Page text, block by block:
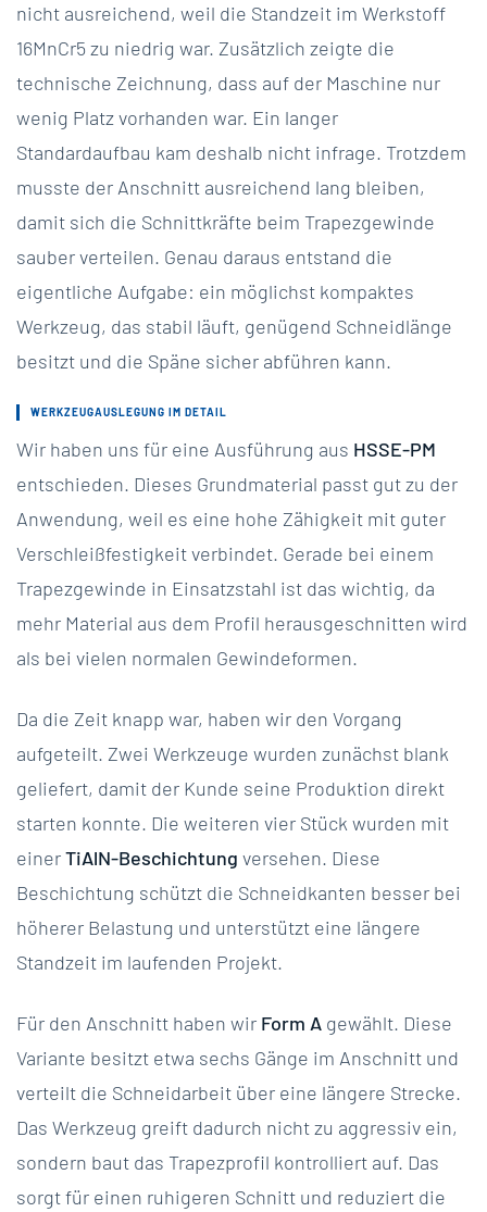
nicht ausreichend, weil die Standzeit im Werkstoff
16MnCr5 zu niedrig war. Zusätzlich zeigte die
technische Zeichnung, dass auf der Maschine nur
wenig Platz vorhanden war. Ein langer
Standardaufbau kam deshalb nicht infrage. Trotzdem
musste der Anschnitt ausreichend lang bleiben,
damit sich die Schnittkräfte beim Trapezgewinde
sauber verteilen. Genau daraus entstand die
eigentliche Aufgabe: ein möglichst kompaktes
Werkzeug, das stabil läuft, genügend Schneidlänge
besitzt und die Späne sicher abführen kann.
WERKZEUGAUSLEGUNG IM DETAIL
Wir haben uns für eine Ausführung aus HSSE-PM
entschieden. Dieses Grundmaterial passt gut zu der
Anwendung, weil es eine hohe Zähigkeit mit guter
Verschleißfestigkeit verbindet. Gerade bei einem
Trapezgewinde in Einsatzstahl ist das wichtig, da
mehr Material aus dem Profil herausgeschnitten wird
als bei vielen normalen Gewindeformen.
Da die Zeit knapp war, haben wir den Vorgang
aufgeteilt. Zwei Werkzeuge wurden zunächst blank
geliefert, damit der Kunde seine Produktion direkt
starten konnte. Die weiteren vier Stück wurden mit
einerTiAlN-Beschichtung versehen. Diese
Beschichtung schützt die Schneidkanten besser bei
höherer Belastung und unterstützt eine längere
Standzeit im laufenden Projekt.
Für den Anschnitt haben wir Form A gewählt. Diese
Variante besitzt etwa sechs Gänge im Anschnitt und
verteilt die Schneidarbeit über eine längere Strecke.
Das Werkzeug greift dadurch nicht zu aggressiv ein,
sondern baut das Trapezprofil kontrolliert auf. Das
sorgt für einen ruhigeren Schnitt und reduziert die